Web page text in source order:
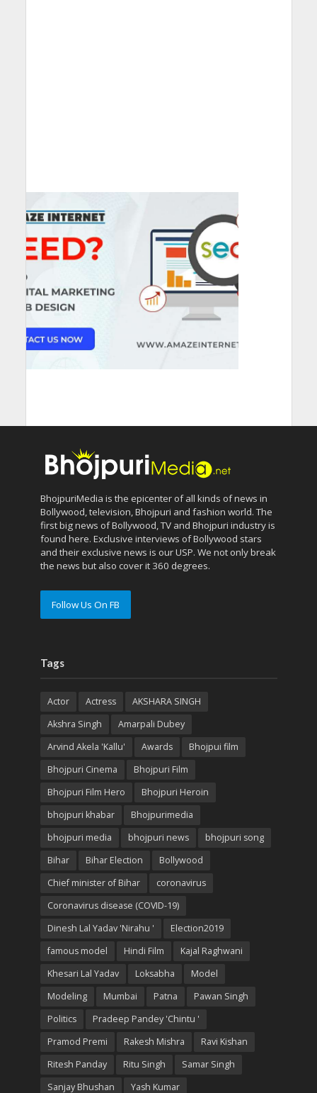
BhojpuriMedia is the epicenter of all kinds of news in
Bollywood, television, Bhojpuri and fashion world. The
first big news of Bollywood, TV and Bhojpuri industry is
found here. Exclusive interviews of Bollywood stars
and their exclusive news is our USP. We not only break
the news but also cover it 360 degrees.
Follow Us On FB
Tags
Actor Actress
AKSHARA SINGH
Akshra Singh
Amarpali Dubey
Arvind Akela 'Kallu'
Awards
Bhojpui film
Bhojpuri Cinema
Bhojpuri Film
Bhojpuri Film Hero
Bhojpuri Heroin
bhojpuri khabar
Bhojpurimedia
bhojpuri media
bhojpuri news
bhojpuri song
Bihar
Bihar Election
Bollywood
Chief minister of Bihar
coronavirus
Coronavirus disease (COVID-19)
Dinesh Lal Yadav 'Nirahu '
Election2019
famous model
Hindi Film
Kajal Raghwani
Khesari Lal Yadav
Loksabha
Model
Modeling
Mumbai Patna
Pawan Singh
Politics
Pradeep Pandey 'Chintu '
Pramod Premi
Rakesh Mishra
Ravi Kishan
Ritesh Panday
Ritu Singh
Samar Singh
Sanjay Bhushan
Yash Kumar